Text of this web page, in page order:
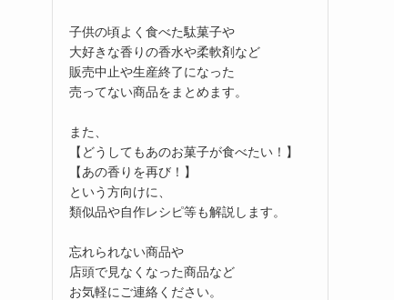
子供の頃よく食べた駄菓子や
大好きな香りの香水や柔軟剤など
販売中止や生産終了になった
売ってない商品をまとめます。
また、
【どうしてもあのお菓子が食べたい！】
【あの香りを再び！】
という方向けに、
類似品や自作レシピ等も解説します。
忘れられない商品や
店頭で見なくなった商品など
お気軽にご連絡ください。